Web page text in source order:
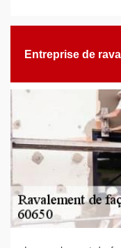
Entreprise de